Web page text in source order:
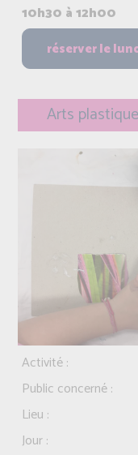
10h30 à 12h00
Arts
Activité :
Public concerné :
Lieu :
Jour :